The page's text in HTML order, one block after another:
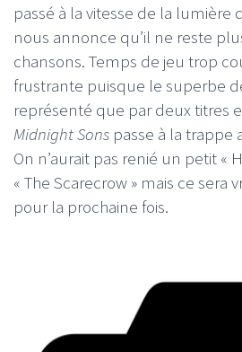
passé à la vitesse de la lumière
nous annonce qu’il ne reste
chansons. Temps de jeu trop
frustrante puisque le superbe
représenté que par deux titres
Midnight Sons passe à la trappe
On n’aurait pas renié un petit «
« The Scarecrow » mais ce
pour la prochaine fois.